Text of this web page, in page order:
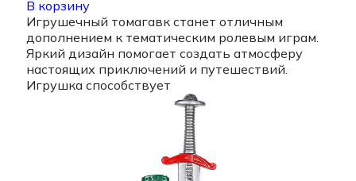
В корзину
Игрушечный томагавк станет отличным
дополнением к тематическим ролевым играм.
Яркий дизайн помогает создать атмосферу
настоящих приключений и путешествий.
Игрушка способствует